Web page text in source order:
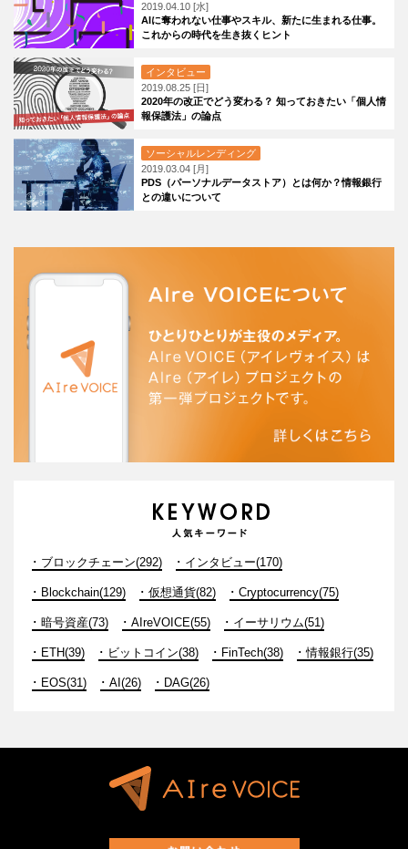
2019.04.10 [水]
AIに奪われない仕事やスキル、新たに生まれる仕事。
これからの時代を生き抜くヒント
インタビュー
2019.08.25 [日]
2020年の改正でどう変わる？ 知っておきたい「個人情
報保護法」の論点
ソーシャルレンディング
2019.03.04 [月]
PDS（パーソナルデータストア）とは何か？情報銀行
との違いについて
ブロックチェーン(292) インタビュー(170)
Blockchain(129) 仮想通貨(82) Cryptocurrency(75)
暗号資産(73) AIreVOICE(55) イーサリウム(51)
ETH(39) ビットコイン(38) FinTech(38) 情報銀行(35)
EOS(31) AI(26) DAG(26)